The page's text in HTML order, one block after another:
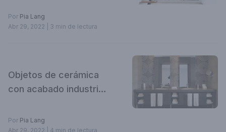
inspiradores!
Por Pia Lang
Abr 29, 2022
| 3 min de lectura
Objetos de cerámica
con acabado industrial
Por Pia Lang
Abr 29, 2022
| 4 min de lectura